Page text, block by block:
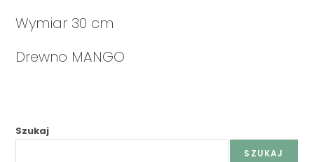
Wymiar 30 cm
Drewno MANGO
Szukaj
SZUKAJ